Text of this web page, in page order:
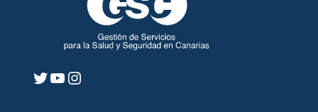
Twitter
YouTube
Instagram